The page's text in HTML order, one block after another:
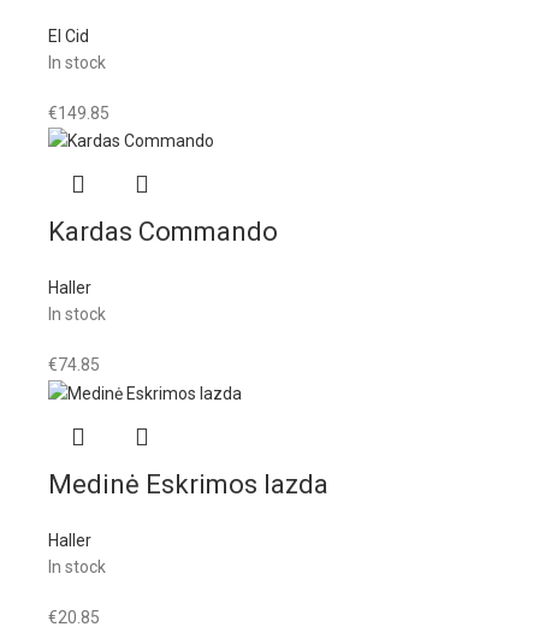
El Cid
In stock
€149.85
Kardas Commando
Haller
In stock
€74.85
Medinė Eskrimos lazda
Haller
In stock
€20.85